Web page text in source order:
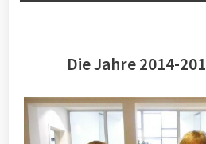
Die Jahre 2014-